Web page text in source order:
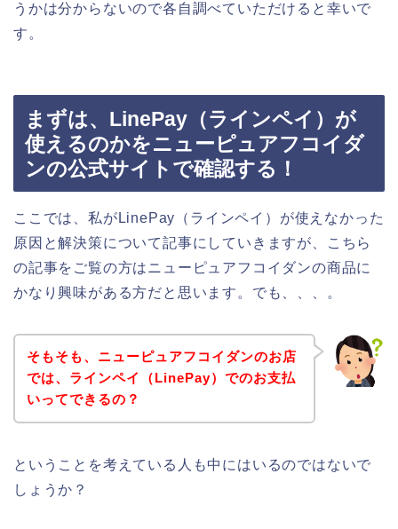
うかは分からないので各自調べていただけると幸いで
す。
まずは、LinePay（ラインペイ）が
使えるのかをニューピュアフコイダ
ンの公式サイトで確認する！
ここでは、私がLinePay（ラインペイ）が使えなかった
原因と解決策について記事にしていきますが、こちら
の記事をご覧の方はニューピュアフコイダンの商品に
かなり興味がある方だと思います。でも、、、。
そもそも、ニューピュアフコイダンのお店
では、ラインペイ（LinePay）でのお支払
いってできるの？
ということを考えている人も中にはいるのではないで
しょうか？